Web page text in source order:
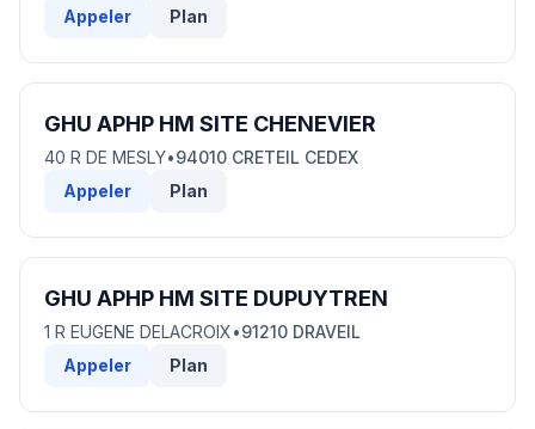
Appeler
Plan
GHU APHP HM SITE CHENEVIER
40 R DE MESLY•94010 CRETEIL CEDEX
Appeler
Plan
GHU APHP HM SITE DUPUYTREN
1 R EUGENE DELACROIX•91210 DRAVEIL
Appeler
Plan